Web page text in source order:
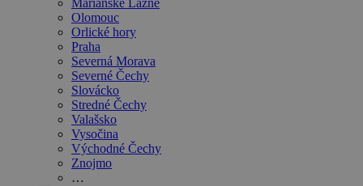
Mariánské Lázně
Olomouc
Orlické hory
Praha
Severná Morava
Severné Čechy
Slovácko
Stredné Čechy
Valašsko
Vysočina
Východné Čechy
Znojmo
…